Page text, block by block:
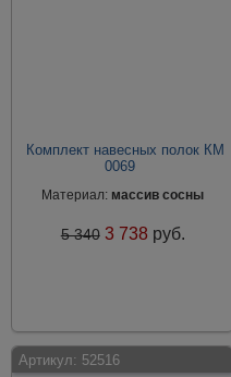
Комплект навесных полок КМ
0069
Материал: массив сосны
5 340 3 738 руб.
Артикул: 52516